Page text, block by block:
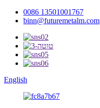
0086 13501001767
binn@futuremetalm.com
English